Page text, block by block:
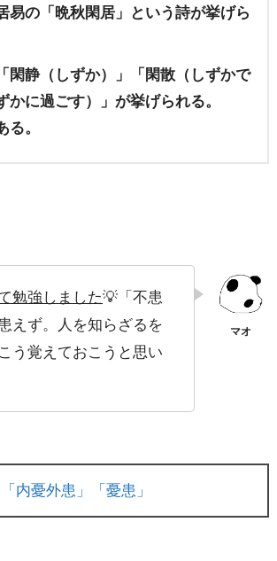
易の「晩秋閑居」という詩が挙げら
静（しずか）」「閑散（しずかで
に過ごす）」が挙げられる。
。
勉強しました💡「不患
えず。人を知らざるを
う覚えておこうと思い
内憂外患」「憂患」